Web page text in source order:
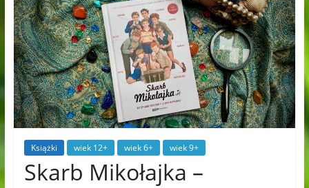
Książki wiek 12+ wiek 6+ wiek 9+
Skarb Mikołajka –